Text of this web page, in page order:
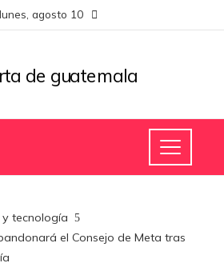
lunes, agosto 10
y tecnología
el Consejo de Meta tras